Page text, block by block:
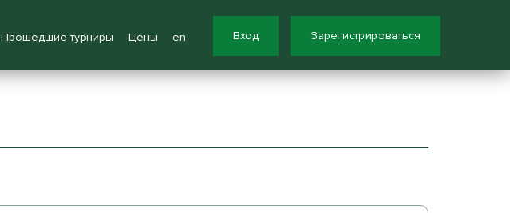
Прошедшие турниры Цены en Вход Зарегистрироваться